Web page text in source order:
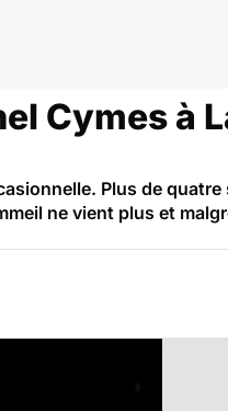
Cymes à
Plus de
ne vient plus et